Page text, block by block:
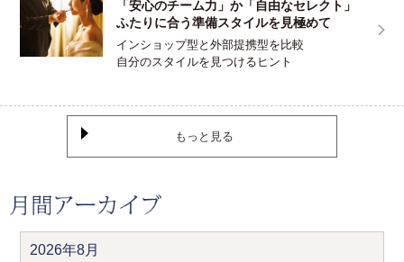
「安心のチーム力」か「自由なセレクト」
ふたりに合う準備スタイルを見極めて
インショップ型と外部提携型を比較
自分のスタイルを見つけるヒント
もっと見る
2026年8月